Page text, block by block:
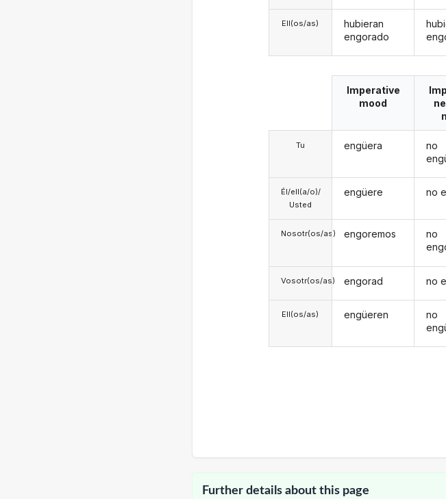
Ell(os/as)
hubieran
engorado
Tu
Él/ell(a/o)/
Usted
Nosotr(os/as)
Vosotr(os/as)
Ell(os/as)
Imperative
mood
engüera
engüere
engoremos
engorad
engüeren
no
no
no
no
no
Further details about this page